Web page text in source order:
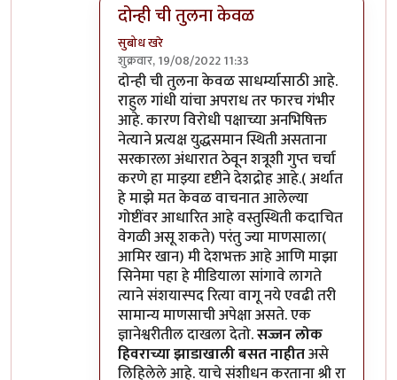
दोन्ही ची तुलना केवळ
सुबोध खरे
शुक्रवार, 19/08/2022 11:33
In reply toमाफ कराbyजेम्स वांड
दोन्ही ची तुलना केवळ साधर्म्यासाठी आहे.
राहुल गांधी यांचा अपराध तर फारच गंभीर
आहे. कारण विरोधी पक्षाच्या अनभिषिक्त
नेत्याने प्रत्यक्ष युद्धसमान स्थिती असताना
सरकारला अंधारात ठेवून शत्रूशी गुप्त चर्चा
करणे हा माझ्या दृष्टीने देशद्रोह आहे.( अर्थात
हे माझे मत केवळ वाचनात आलेल्या
गोष्टींवर आधारित आहे वस्तुस्थिती कदाचित
वेगळी असू शकते) परंतु ज्या माणसाला(
आमिर खान) मी देशभक्त आहे आणि माझा
सिनेमा पहा हे मीडियाला सांगावे लागते
त्याने संशयास्पद रित्या वागू नये एवढी तरी
सामान्य माणसाची अपेक्षा असते. एक
ज्ञानेश्वरीतील दाखला देतो.सज्जन लोक
हिवराच्या झाडाखाली बसत नाहीतअसे
लिहिलेले आहे. याचे संशीधन करताना श्री रा